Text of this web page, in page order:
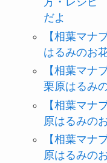
だよ
【相葉マ
はるみのお
【相葉マナ
栗原はるみ
【相葉マ
原はるみの
【相葉マ
原はるみの